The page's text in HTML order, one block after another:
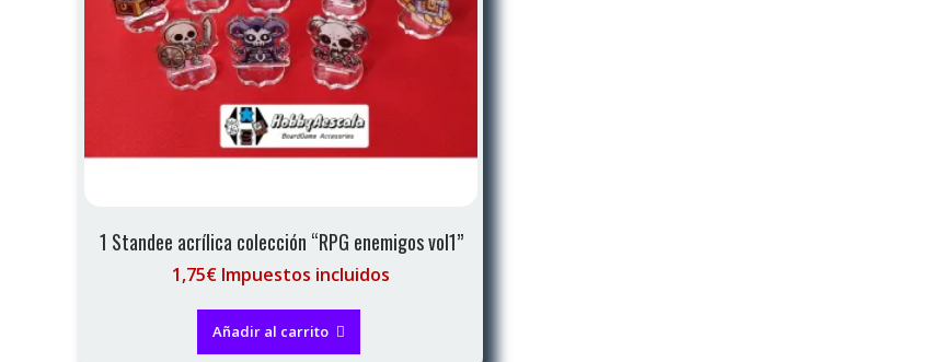
1 Standee acrílica colección “RPG enemigos vol1”
1,75€ Impuestos incluidos
Añadir al carrito